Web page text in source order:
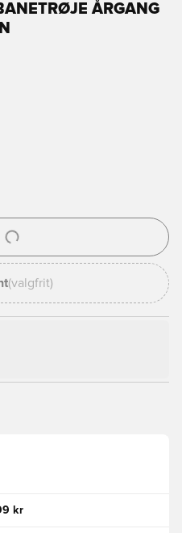
ÅRGANG
eller tilmelde dig som medlem
(valgfrit)
kr